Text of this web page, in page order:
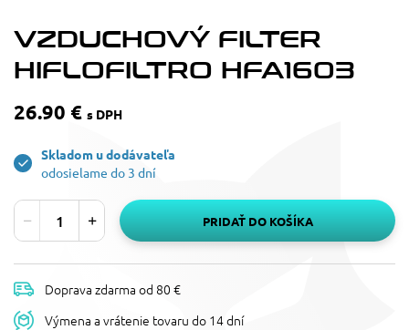
VZDUCHOVÝ FILTER
HIFLOFILTRO HFA1603
26.90 € s DPH
Skladom u dodávateľa
odosielame do 3 dní
PRIDAŤ DO KOŠÍKA
Doprava zdarma od 80 €
Výmena a vrátenie tovaru do 14 dní